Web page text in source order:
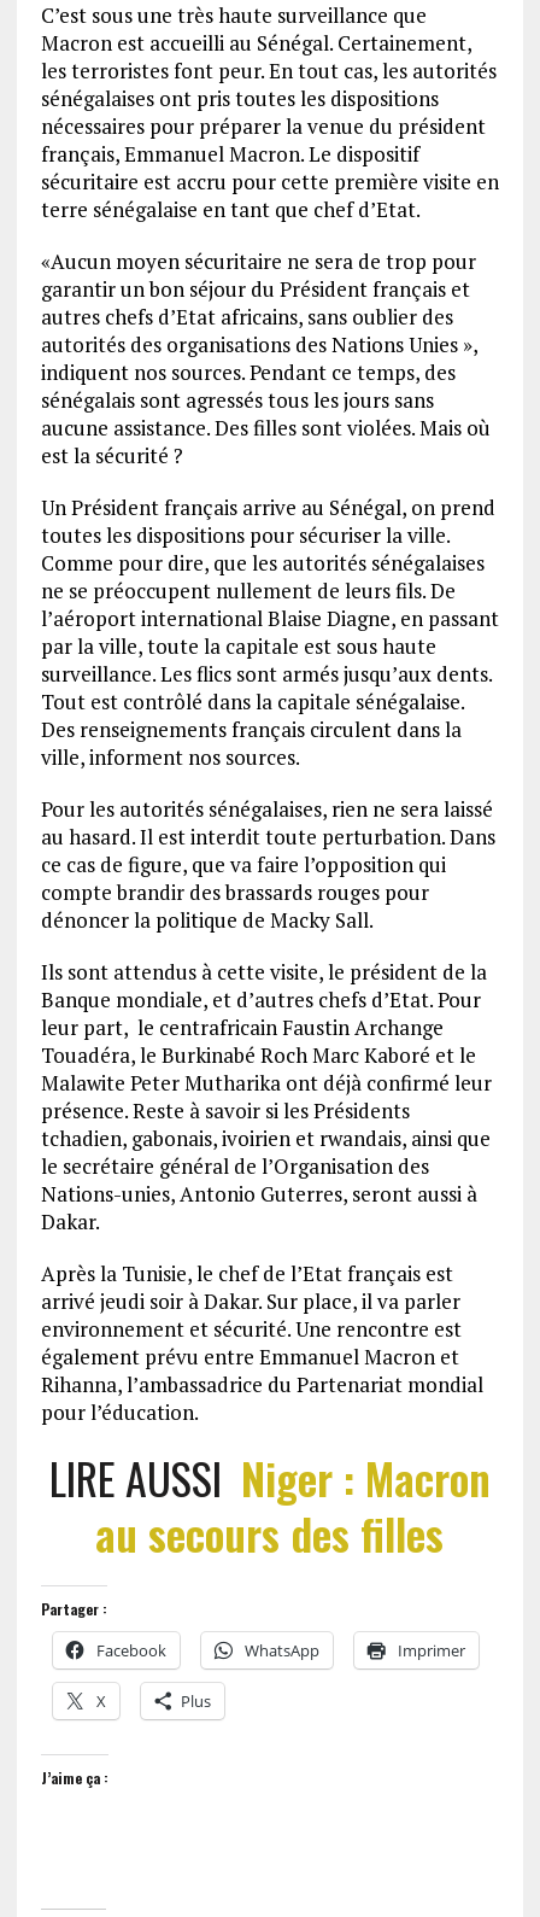
C’est sous une très haute surveillance que
Macron est accueilli au Sénégal. Certainement,
les terroristes font peur. En tout cas, les autorités
sénégalaises ont pris toutes les dispositions
nécessaires pour préparer la venue du président
français, Emmanuel Macron. Le dispositif
sécuritaire est accru pour cette première visite en
terre sénégalaise en tant que chef d’Etat.
«Aucun moyen sécuritaire ne sera de trop pour
garantir un bon séjour du Président français et
autres chefs d’Etat africains, sans oublier des
autorités des organisations des Nations Unies »,
indiquent nos sources. Pendant ce temps, des
sénégalais sont agressés tous les jours sans
aucune assistance. Des filles sont violées. Mais où
est la sécurité ?
Un Président français arrive au Sénégal, on prend
toutes les dispositions pour sécuriser la ville.
Comme pour dire, que les autorités sénégalaises
ne se préoccupent nullement de leurs fils. De
l’aéroport international Blaise Diagne, en passant
par la ville, toute la capitale est sous haute
surveillance. Les flics sont armés jusqu’aux dents.
Tout est contrôlé dans la capitale sénégalaise.
Des renseignements français circulent dans la
ville, informent nos sources.
Pour les autorités sénégalaises, rien ne sera laissé
au hasard. Il est interdit toute perturbation. Dans
ce cas de figure, que va faire l’opposition qui
compte brandir des brassards rouges pour
dénoncer la politique de Macky Sall.
Ils sont attendus à cette visite, le président de la
Banque mondiale, et d’autres chefs d’Etat. Pour
leur part, le centrafricain Faustin Archange
Touadéra, le Burkinabé Roch Marc Kaboré et le
Malawite Peter Mutharika ont déjà confirmé leur
présence. Reste à savoir si les Présidents
tchadien, gabonais, ivoirien et rwandais, ainsi que
le secrétaire général de l’Organisation des
Nations-unies, Antonio Guterres, seront aussi à
Dakar.
Après la Tunisie, le chef de l’Etat français est
arrivé jeudi soir à Dakar. Sur place, il va parler
environnement et sécurité. Une rencontre est
également prévu entre Emmanuel Macron et
Rihanna, l’ambassadrice du Partenariat mondial
pour l’éducation.
LIRE AUSSI Niger : Macron
au secours des filles
Partager :
Facebook WhatsApp Imprimer
X Plus
J’aime ça :